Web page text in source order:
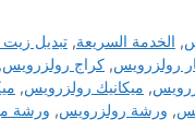
, الخدمة السريعة,تبديل زيت
رولزرويس, كراج رولزرويس,
, ميكانيك رولزرويس,
, ورشة رولزرويس, ورشة